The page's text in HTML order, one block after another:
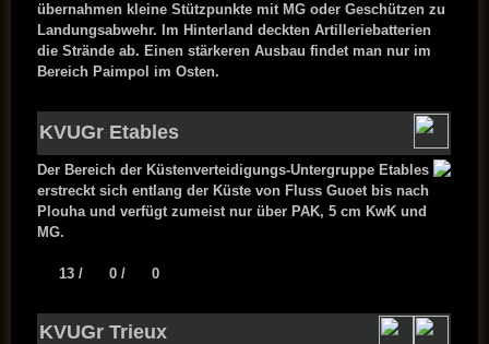
übernahmen kleine Stützpunkte mit MG oder Geschützen zu
Landungsabwehr. Im Hinterland deckten Artilleriebatterien
die Strände ab. Einen stärkeren Ausbau findet man nur im
Bereich Paimpol im Osten.
KVUGr Etables
Der Bereich der Küstenverteidigungs-Untergruppe Etables
erstreckt sich entlang der Küste von Fluss Guoet bis nach
Plouha und verfügt zumeist nur über PAK, 5 cm KwK und
MG.
13 / 0 / 0
KVUGr Trieux